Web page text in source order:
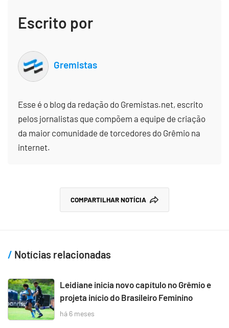
Escrito por
Gremistas
Esse é o blog da redação do Gremistas.net, escrito
pelos jornalistas que compõem a equipe de criação
da maior comunidade de torcedores do Grêmio na
internet.
COMPARTILHAR NOTÍCIA
Notícias relacionadas
Leidiane inicia novo capítulo no Grêmio e
projeta início do Brasileiro Feminino
há 6 meses